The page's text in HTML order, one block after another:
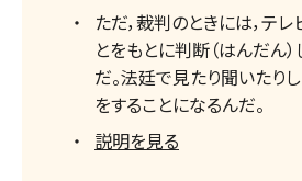
ただ，裁判のときには，テ
とをもとに判断（はんだん
だ。法廷で見たり聞いたり
をすることになるんだ。
説明を見る